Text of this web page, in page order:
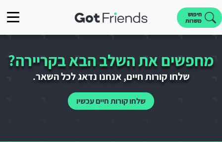
חיפוש
משרות
מחפשים את השלב הבא בקריירה?
שלחו קורות חיים, אנחנו נדאג לכל השאר.
שלחו קורות חיים עכשיו